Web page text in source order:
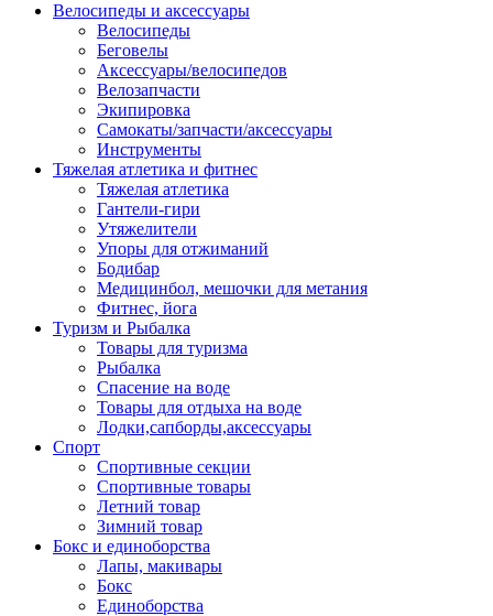
Велосипеды и аксессуары
Велосипеды
Беговелы
Аксессуары/велосипедов
Велозапчасти
Экипировка
Самокаты/запчасти/аксессуары
Инструменты
Тяжелая атлетика и фитнес
Тяжелая атлетика
Гантели-гири
Утяжелители
Упоры для отжиманий
Бодибар
Медицинбол, мешочки для метания
Фитнес, йога
Туризм и Рыбалка
Товары для туризма
Рыбалка
Спасение на воде
Товары для отдыха на воде
Лодки,сапборды,аксессуары
Спорт
Спортивные секции
Спортивные товары
Летний товар
Зимний товар
Бокс и единоборства
Лапы, макивары
Бокс
Единоборства